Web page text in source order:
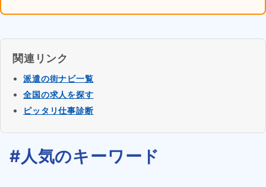
関連リンク
派遣の街ナビ一覧
全国の求人を探す
ピッタリ仕事診断
#人気のキーワード